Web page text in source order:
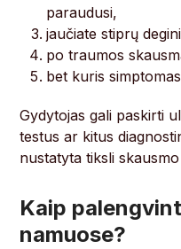
paraudusi,
jaučiate stiprų
po traumos
bet kuris
Gydytojas gali paskirti
testus ar kitus
nustatyta tiksli
Kaip
namuose?